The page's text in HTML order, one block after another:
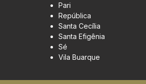
Pari
República
Santa Cecília
Santa Efigênia
Sé
Vila Buarque